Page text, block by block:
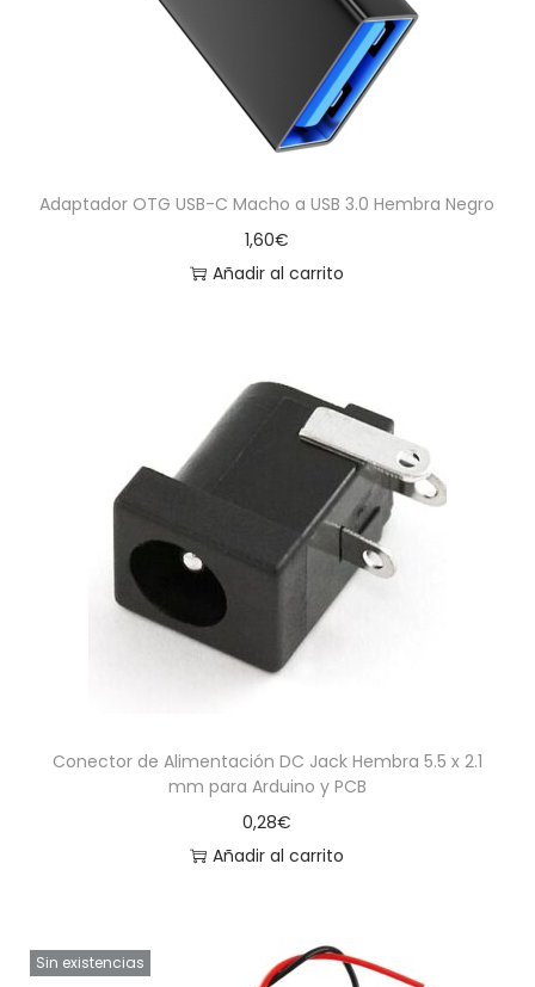
Adaptador OTG USB-C Macho a USB 3.0 Hembra Negro
1,60€
Añadir al carrito
Conector de Alimentación DC Jack Hembra 5.5 x 2.1
mm para Arduino y PCB
0,28€
Añadir al carrito
Sin existencias